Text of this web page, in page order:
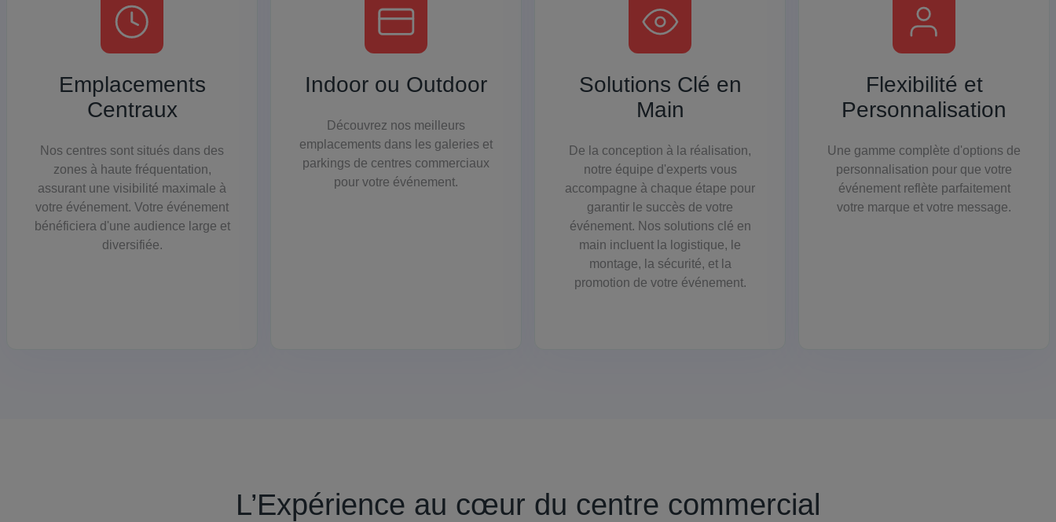
Emplacements
Centraux
Nos centres sont situés dans des
zones à haute fréquentation,
assurant une visibilité maximale à
votre événement. Votre événement
bénéficiera d'une audience large et
diversifiée.
Indoor ou Outdoor
Découvrez nos meilleurs
emplacements dans les galeries et
parkings de centres commerciaux
pour votre événement.
Solutions Clé en
Main
De la conception à la réalisation,
notre équipe d'experts vous
accompagne à chaque étape pour
garantir le succès de votre
événement. Nos solutions clé en
main incluent la logistique, le
montage, la sécurité, et la
promotion de votre événement.
Flexibilité et
Personnalisation
Une gamme complète d'options de
personnalisation pour que votre
événement reflète parfaitement
votre marque et votre message.
L’Expérience au cœur du centre commercial